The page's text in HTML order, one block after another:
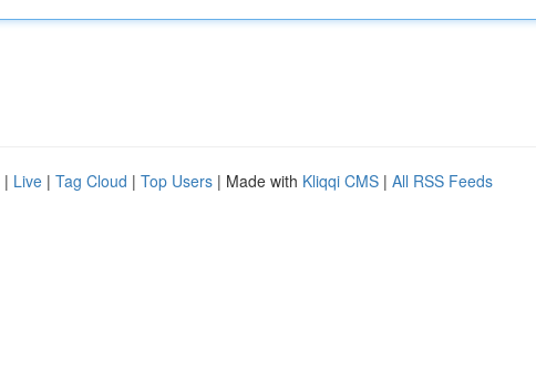
| Live | Tag Cloud | Top Users | Made with Kliqqi CMS | All RSS Feeds